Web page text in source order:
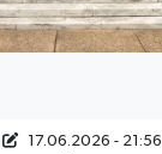
17.06.2026 - 21:56